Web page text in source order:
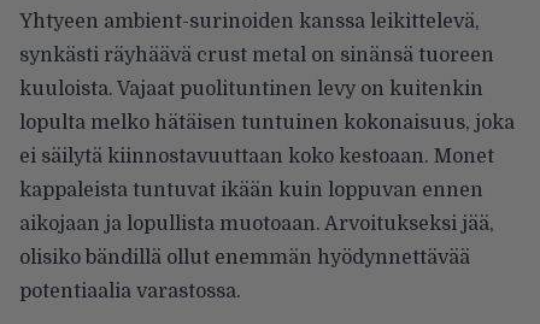
Yhtyeen ambient-surinoiden kanssa leikittelevä,
synkästi räyhäävä crust metal on sinänsä tuoreen
kuuloista. Vajaat puolituntinen levy on kuitenkin
lopulta melko hätäisen tuntuinen kokonaisuus, joka
ei säilytä kiinnostavuuttaan koko kestoaan. Monet
kappaleista tuntuvat ikään kuin loppuvan ennen
aikojaan ja lopullista muotoaan. Arvoitukseksi jää,
olisiko bändillä ollut enemmän hyödynnettävää
potentiaalia varastossa.